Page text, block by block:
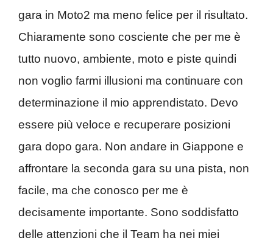
gara in Moto2 ma meno felice per il risultato.
Chiaramente sono cosciente che per me è
tutto nuovo, ambiente, moto e piste quindi
non voglio farmi illusioni ma continuare con
determinazione il mio apprendistato. Devo
essere più veloce e recuperare posizioni
gara dopo gara. Non andare in Giappone e
affrontare la seconda gara su una pista, non
facile, ma che conosco per me è
decisamente importante. Sono soddisfatto
delle attenzioni che il Team ha nei miei